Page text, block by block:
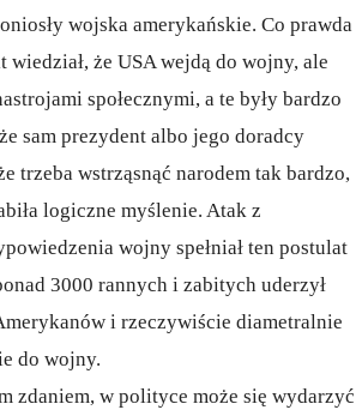
wojska amerykańskie. Co prawda
wiedział, że USA wejdą do wojny, ale
społecznymi, a te były bardzo
sam prezydent albo jego doradcy
trzeba wstrząsnąć narodem tak bardzo,
logiczne myślenie. Atak z
wojny spełniał ten postulat
3000 rannych i zabitych uderzył
i rzeczywiście diametralnie
do wojny.
zdaniem, w polityce może się wydarzyć